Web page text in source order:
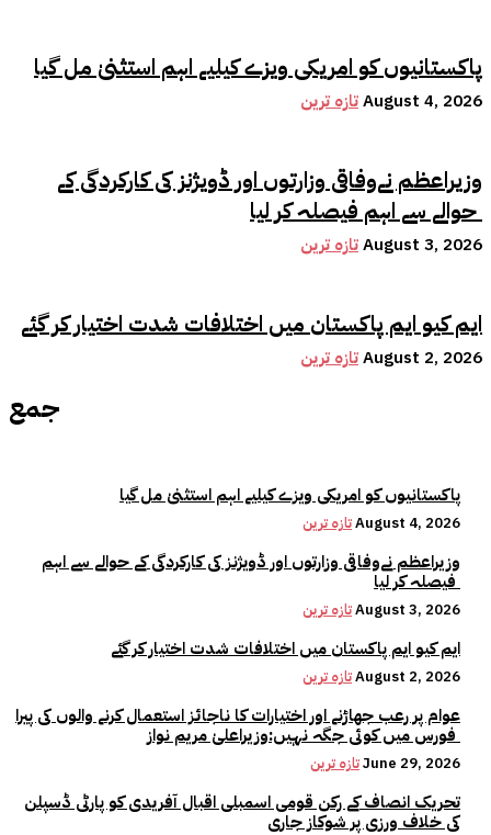
پاکستانیوں کو امریکی ویزے کیلیے اہم استثنیٰ مل گیا
تازہ ترینAugust 4, 2026
وزیراعظم نےوفاقی وزارتوں اور ڈویژنز کی کارکردگی کے
حوالے سے اہم فیصلہ کر لیا
تازہ ترینAugust 3, 2026
ایم کیو ایم پاکستان میں اختلافات شدت اختیار کر گئے
تازہ ترینAugust 2, 2026
جمع
پاکستانیوں کو امریکی ویزے کیلیے اہم استثنیٰ مل گیا
تازہ ترینAugust 4, 2026
وزیراعظم نےوفاقی وزارتوں اور ڈویژنز کی کارکردگی کے حوالے سے اہم
تازہ ترینAugust 3, 2026
ایم کیو ایم پاکستان میں اختلافات شدت اختیار کر گئے
تازہ ترینAugust 2, 2026
عوام پر رعب جھاڑنے اور اختیارات کا ناجائز استعمال کرنے والوں کی پیرا
تازہ ترینJune 29, 2026
تحریک انصاف کے رکن قومی اسمبلی اقبال آفریدی کو پارٹی ڈسپلن
کی خلاف ورزی پر شوکاز جاری